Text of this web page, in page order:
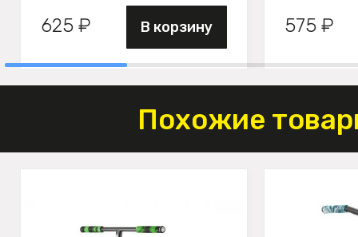
625 ₽ В корзину 575 ₽
Похожие